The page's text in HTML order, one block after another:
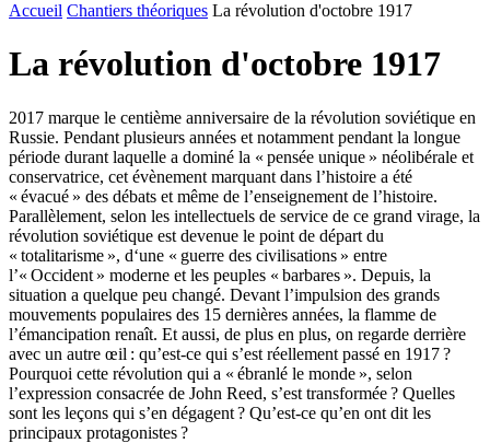
Accueil Chantiers théoriques La révolution d'octobre 1917
La révolution d'octobre 1917
2017 marque le centième anniversaire de la révolution soviétique en
Russie. Pendant plusieurs années et notamment pendant la longue
période durant laquelle a dominé la « pensée unique » néolibérale et
conservatrice, cet évènement marquant dans l’histoire a été
« évacué » des débats et même de l’enseignement de l’histoire.
Parallèlement, selon les intellectuels de service de ce grand virage, la
révolution soviétique est devenue le point de départ du
« totalitarisme », d‘une « guerre des civilisations » entre
l’« Occident » moderne et les peuples « barbares ». Depuis, la
situation a quelque peu changé. Devant l’impulsion des grands
mouvements populaires des 15 dernières années, la flamme de
l’émancipation renaît. Et aussi, de plus en plus, on regarde derrière
avec un autre œil : qu’est-ce qui s’est réellement passé en 1917 ?
Pourquoi cette révolution qui a « ébranlé le monde », selon
l’expression consacrée de John Reed, s’est transformée ? Quelles
sont les leçons qui s’en dégagent ? Qu’est-ce qu’en ont dit les
principaux protagonistes ?